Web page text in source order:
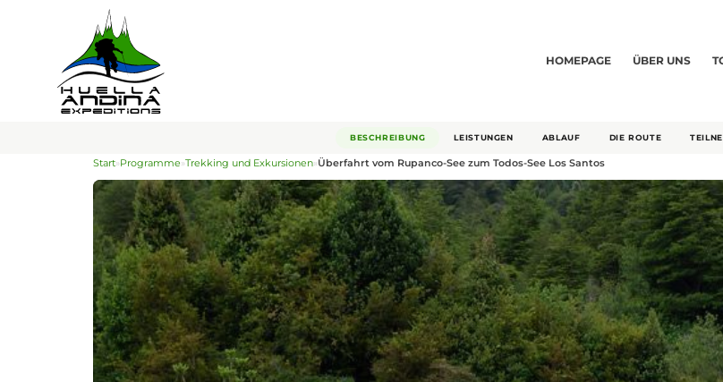
HOMEPAGE ÜBER UNS
BESCHREIBUNG LEISTUNGEN ABLAUF DIE ROUTE
Start»Programme»Trekking und Exkursionen»Überfahrt vom Rupanco-See zum Todos-See Los Santos